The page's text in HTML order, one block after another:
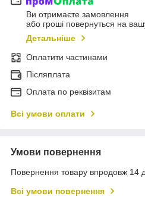
Ви отримаєте замовлення
або гроші повернуться на
Детальніше
Оплатити частинами
Післяплата
Оплата по реквізитам
Всі умови оплати
Умови повернення
Повернення товару впродовж 14
Всі умови повернення